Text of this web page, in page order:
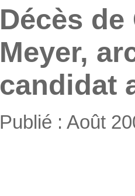
Décès
Meyer,
candidat
Publié : Août